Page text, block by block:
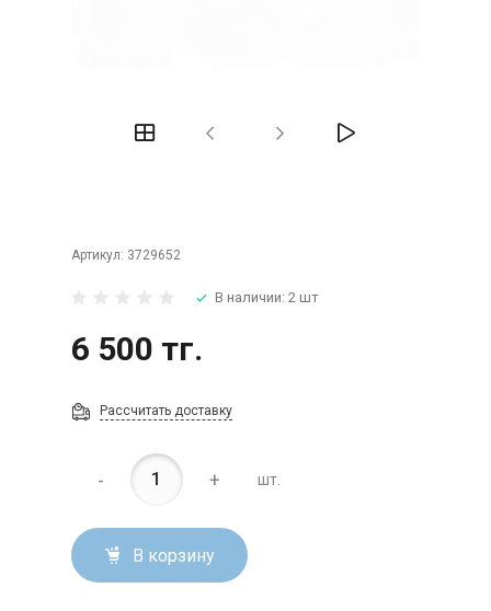
Артикул: 3729652
В наличии: 2 шт
6 500 тг.
Рассчитать доставку
- + шт.
В корзину